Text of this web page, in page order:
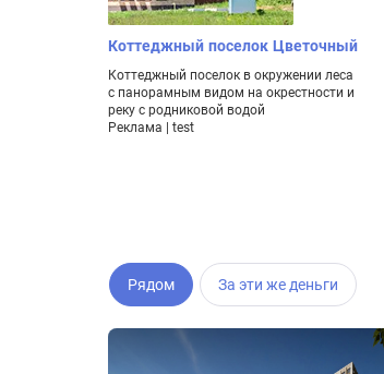
Коттеджный поселок Цветочный
Коттеджный поселок в окружении леса
с панорамным видом на окрестности и
реку с родниковой водой
Реклама | test
Рядом За эти же деньги